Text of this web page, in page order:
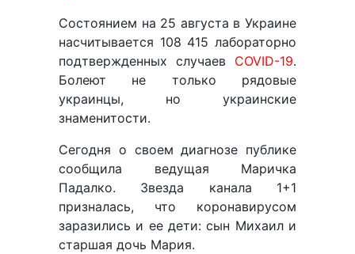
Состоянием на 25 августа в Украине
насчитывается 108 415 лабораторно
подтвержденных случаев COVID-19.
Болеют не только рядовые
украинцы, но украинские
знаменитости.
Сегодня о своем диагнозе публике
сообщила ведущая Маричка
Падалко. Звезда канала 1+1
призналась, что коронавирусом
заразились и ее дети: сын Михаил и
старшая дочь Мария.